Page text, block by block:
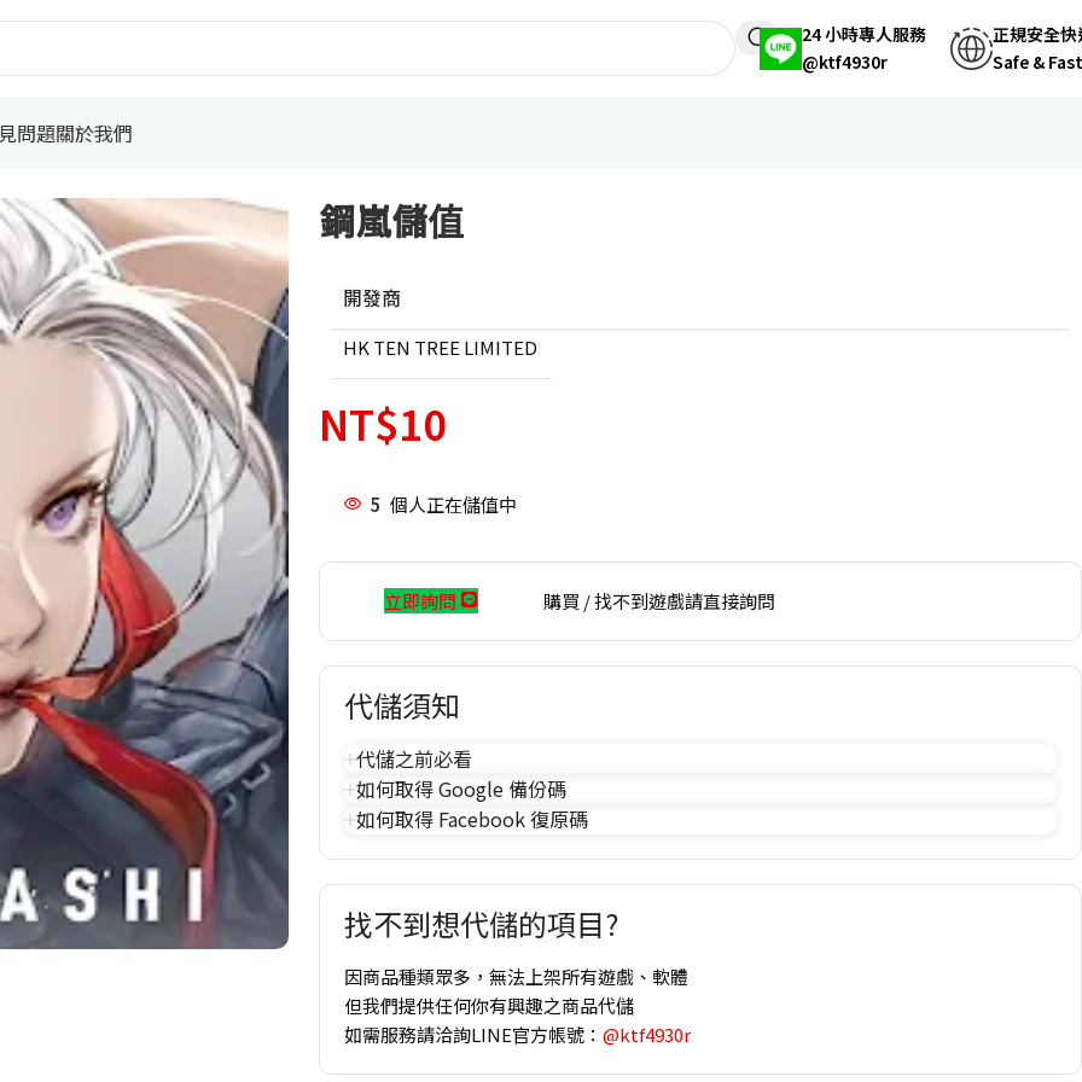
24 小時專人服務
@ktf4930r
正規安全快
Safe & Fast
問題關於我們
鋼嵐儲值
開發商
HK TEN TREE LIMITED
NT$10
5 個人正在儲值中
立即詢問 購買 / 找不到遊戲請直接詢問
代儲須知
代儲之前必看
如何取得 Google 備份碼
如何取得 Facebook 復原碼
找不到想代儲的項目?
因商品種類眾多，無法上架所有遊戲、軟體
但我們提供任何你有興趣之商品代儲
如需服務請洽詢LINE官方帳號： @ktf4930r